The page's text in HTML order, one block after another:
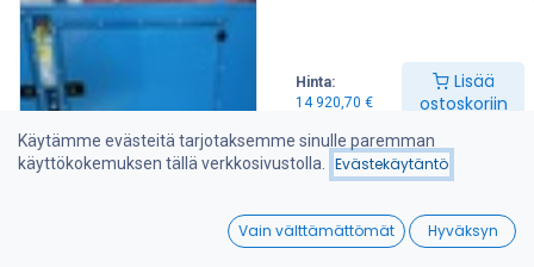
Hinta:
14 920,70 €
Lisää
ostoskoriin
Wishlist
IVECO FPT GP 45
dieselaggregaatti / varavoima-
aggregaatti
Pyydä tarjous
40 kVA varavoima dieselaggregaatti
Käytämme evästeitä tarjotaksemme sinulle paremman
käyttökokemuksen tällä verkkosivustolla.
Evästekäytäntö
Vain välttämättömät Hyväksyn